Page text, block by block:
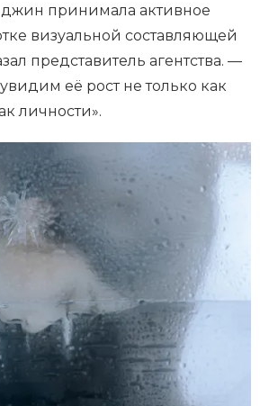
принимала активное
визуальной составляющей
представитель агентства. —
её рост не только как
личности».